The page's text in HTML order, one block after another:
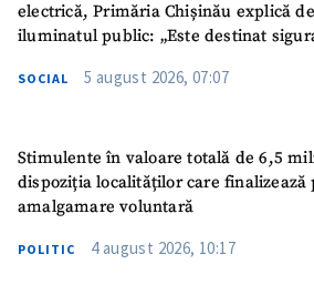
electrică, Primăria Chișinău explică
iluminatul public: „Este destinat
SOCIAL 5 august 2026, 07:07
Stimulente în valoare totală de 6,5
dispoziția localităților care finalizează
amalgamare voluntară
POLITIC 4 august 2026, 10:17